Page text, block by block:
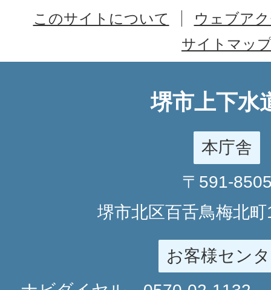
このサイトについて
ウェブア
サイトマッ
堺市上下水
本庁舎
〒591-
堺市北区百舌鳥梅北
お客様セン